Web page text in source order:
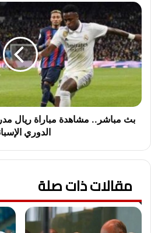
م
ن
و
ر
ث
ه
ف
ا
ح
ل
ب
ث
م
ب
ا
ش
.
ه
ب
ا
بث مباشر.. مشاهدة مباراة ريال
الدوري
مقالات ذات صلة